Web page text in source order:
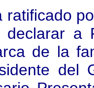
ratificado
a
de la
del